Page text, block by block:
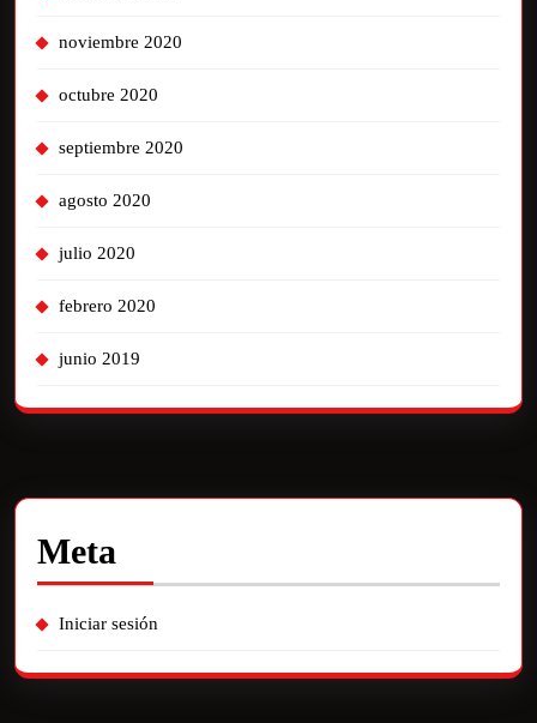
noviembre 2020
octubre 2020
septiembre 2020
agosto 2020
julio 2020
febrero 2020
junio 2019
Meta
Iniciar sesión